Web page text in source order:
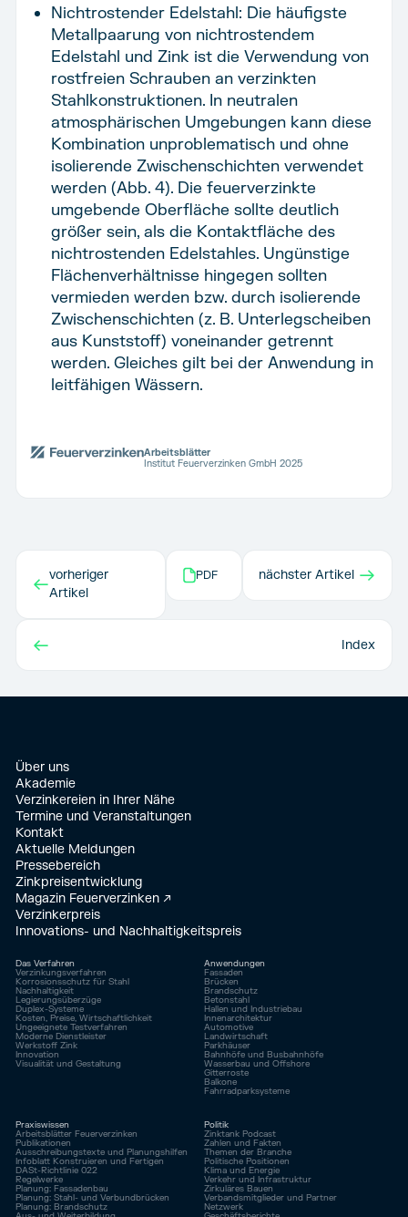
Nichtrostender Edelstahl: Die häufigste
Metallpaarung von nichtrostendem
Edelstahl und Zink ist die Verwendung von
rostfreien Schrauben an verzinkten
Stahlkonstruktionen. In neutralen
atmosphärischen Umgebungen kann diese
Kombination unproblematisch und ohne
isolierende Zwischenschichten verwendet
werden (Abb. 4). Die feuerverzinkte
umgebende Oberfläche sollte deutlich
größer sein, als die Kontaktfläche des
nichtrostenden Edelstahles. Ungünstige
Flächenverhältnisse hingegen sollten
vermieden werden bzw. durch isolierende
Zwischenschichten (z. B. Unterlegscheiben
aus Kunststoff) voneinander getrennt
werden. Gleiches gilt bei der Anwendung in
leitfähigen Wässern.
Arbeitsblätter
Institut Feuerverzinken GmbH 2025
←vorheriger
Artikel
← Index
PDF nächster Artikel →
Über uns
Akademie
Verzinkereien in Ihrer Nähe
Termine und Veranstaltungen
Kontakt
Aktuelle Meldungen
Pressebereich
Zinkpreisentwicklung
Magazin Feuerverzinken ↗
Verzinkerpreis
Innovations- und Nachhaltigkeitspreis
Das Verfahren
Verzinkungsverfahren
Korrosionsschutz für Stahl
Nachhaltigkeit
Legierungsüberzüge
Duplex-Systeme
Kosten, Preise, Wirtschaftlichkeit
Ungeeignete Testverfahren
Moderne Dienstleister
Werkstoff Zink
Innovation
Visualität und Gestaltung
Anwendungen
Fassaden
Brücken
Brandschutz
Betonstahl
Hallen und Industriebau
Innenarchitektur
Automotive
Landwirtschaft
Parkhäuser
Bahnhöfe und Busbahnhöfe
Wasserbau und Offshore
Gitterroste
Balkone
Fahrrad­parksysteme
Praxiswissen
Arbeitsblätter Feuerverzinken
Publikationen
Ausschreibungstexte und Planungshilfen
Infoblatt Konstruieren und Fertigen
DASt-Richtlinie 022
Regelwerke
Planung: Fassadenbau
Planung: Stahl- und Verbundbrücken
Planung: Brandschutz
Politik
Zinktank Podcast
Zahlen und Fakten
Themen der Branche
Politische Positionen
Klima und Energie
Verkehr und Infrastruktur
Zirkuläres Bauen
Verbandsmitglieder und Partner
Netzwerk